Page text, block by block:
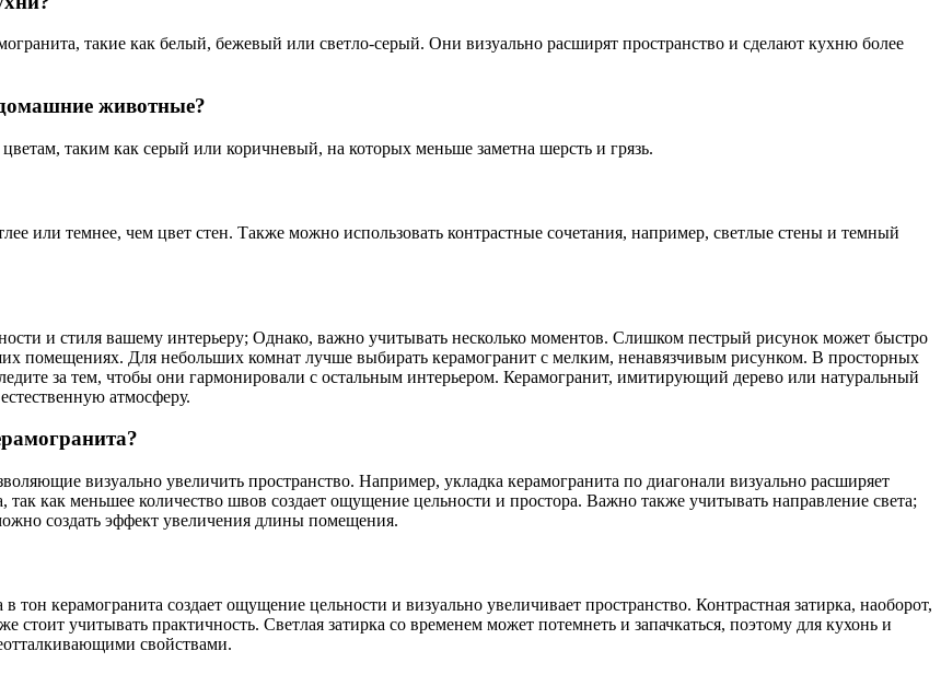
такие как белый, бежевый или светло-серый. Они визуально расширят пространство и сделают кухню более
животные?
таким как серый или коричневый, на которых меньше заметна шерсть и грязь.
или темнее, чем цвет стен. Также можно использовать контрастные сочетания, например, светлые стены и темный
и стиля вашему интерьеру; Однако, важно учитывать несколько моментов. Слишком пестрый рисунок может быстро
помещениях. Для небольших комнат лучше выбирать керамогранит с мелким, ненавязчивым рисунком. В просторных
за тем, чтобы они гармонировали с остальным интерьером. Керамогранит, имитирующий дерево или натуральный
атмосферу.
визуально увеличить пространство. Например, укладка керамогранита по диагонали визуально расширяет
как меньшее количество швов создает ощущение цельности и простора. Важно также учитывать направление света;
создать эффект увеличения длины помещения.
керамогранита создает ощущение цельности и визуально увеличивает пространство. Контрастная затирка, наоборот,
учитывать практичность. Светлая затирка со временем может потемнеть и запачкаться, поэтому для кухонь и
свойствами.